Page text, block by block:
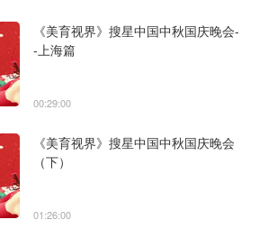
《美育视界》搜星中国中秋国庆晚会-
-上海篇
00:29:00
《美育视界》搜星中国中秋国庆晚会
（下）
01:26:00